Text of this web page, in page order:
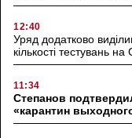
12:40
Уряд додатково
кількості тестувань
11:34
Степанов
«карантин